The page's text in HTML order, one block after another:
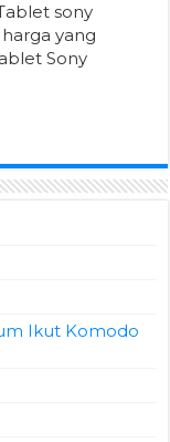
sony
yang
Sony
Ikut Komodo